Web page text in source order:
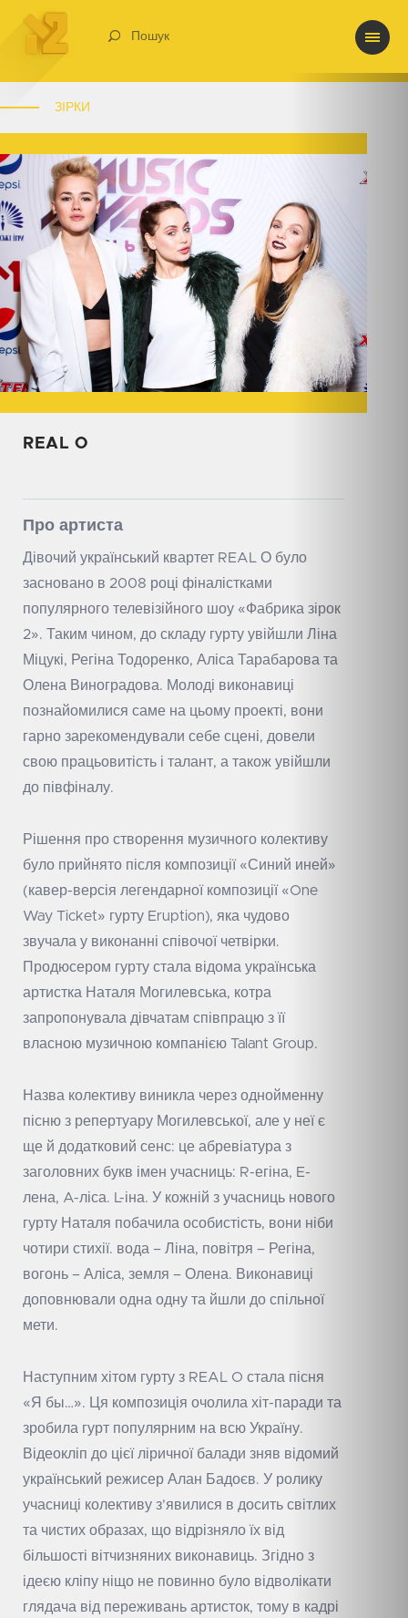
Пошук
ЗІРКИ
REAL O
Про артиста
Дівочий український квартет REAL О було
засновано в 2008 році фіналістками
популярного телевізійного шоу «Фабрика зірок
2». Таким чином, до складу гурту увійшли Ліна
Міцукі, Регіна Тодоренко, Аліса Тарабарова та
Олена Виноградова. Молоді виконавиці
познайомилися саме на цьому проекті, вони
гарно зарекомендували себе сцені, довели
свою працьовитість і талант, а також увійшли
до півфіналу.
Рішення про створення музичного колективу
було прийнято після композиції «Синий иней»
(кавер-версія легендарної композиції «One
Way Ticket» гурту Eruption), яка чудово
звучала у виконанні співочої четвірки.
Продюсером гурту стала відома українська
артистка Наталя Могилевська, котра
запропонувала дівчатам співпрацю з її
власною музичною компанією Talant Group.
Назва колективу виникла через однойменну
пісню з репертуару Могилевської, але у неї є
ще й додатковий сенс: це абревіатура з
заголовних букв імен учасниць: R-егіна, E-
лена, A-ліса. L-іна. У кожній з учасниць нового
гурту Наталя побачила особистість, вони ніби
чотири стихії. вода – Ліна, повітря – Регіна,
вогонь – Аліса, земля – Олена. Виконавиці
доповнювали одна одну та йшли до спільної
мети.
Наступним хітом гурту з REAL O стала пісня
«Я бы…». Ця композиція очолила хіт-паради та
зробила гурт популярним на всю Україну.
Відеокліп до цієї ліричної балади зняв відомий
український режисер Алан Бадоєв. У ролику
учасниці колективу з’явилися в досить світлих
та чистих образах, що відрізняло їх від
більшості вітчизняних виконавиць. Згідно з
ідеєю кліпу ніщо не повинно було відволікати
глядача від переживань артисток, тому в кадрі